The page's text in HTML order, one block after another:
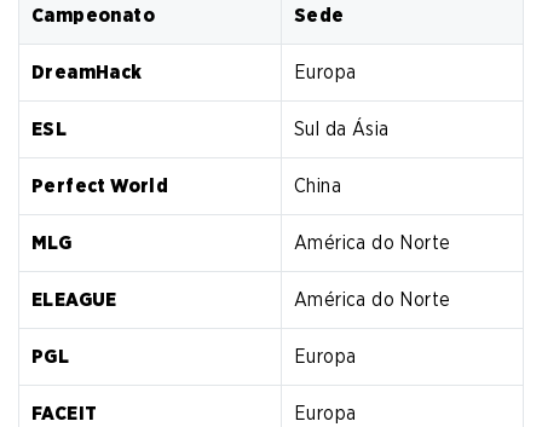
Campeonato Sede
DreamHack Europa
ESL Sul da Ásia
Perfect World China
MLG América do Norte
ELEAGUE América do Norte
PGL Europa
FACEIT Europa